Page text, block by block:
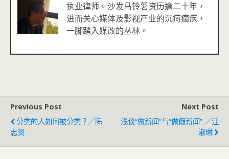
执业律师。沙发马铃薯资历逾二十年，
进而关心媒体及影视产业的沉疴痼疾，
一脚踏入媒改的丛林。
Previous Post
分类的人如何被分类？／陈
志贤
Next Post
浅谈“做新闻”与“做假新闻” ／江
淑琳